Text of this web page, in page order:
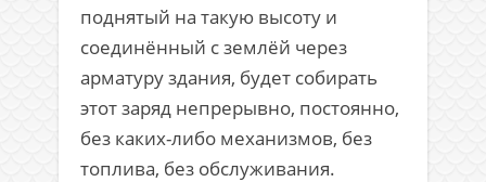
поднятый на такую высоту и
соединённый с землёй через
арматуру здания, будет собирать
этот заряд непрерывно, постоянно,
без каких-либо механизмов, без
топлива, без обслуживания.